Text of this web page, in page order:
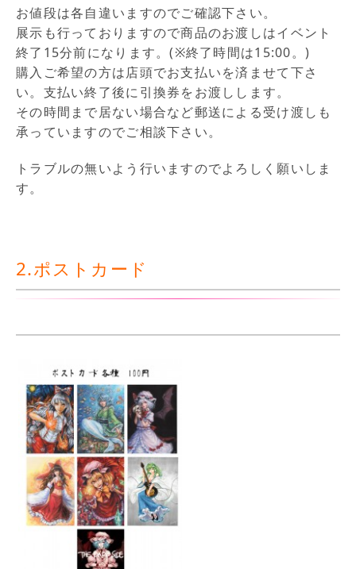
お値段は各自違いますのでご確認下さい。
展示も行っておりますので商品のお渡しはイベント
終了15分前になります。(※終了時間は15:00。)
購入ご希望の方は店頭でお支払いを済ませて下さ
い。支払い終了後に引換券をお渡しします。
その時間まで居ない場合など郵送による受け渡しも
承っていますのでご相談下さい。
トラブルの無いよう行いますのでよろしく願いしま
す。
2.ポストカード